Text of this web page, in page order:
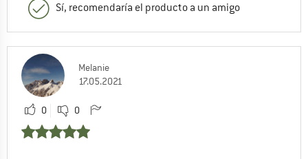
Sí, recomendaría el producto a un amigo
Melanie
17.05.2021
0 0